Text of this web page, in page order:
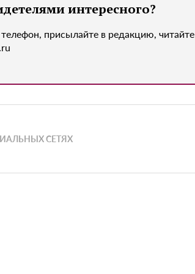
интересного?
присылайте в редакцию, читайте
СЕТЯХ